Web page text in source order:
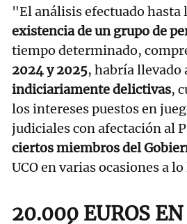
"El análisis efectuado
existencia de un grupo de
tiempo determinado,
2024 y 2025, habría llevado
indiciariamente delictivas,
los intereses puestos en
judiciales con afectación al
ciertos miembros del
UCO en varias ocasiones a
20.000 EUROS